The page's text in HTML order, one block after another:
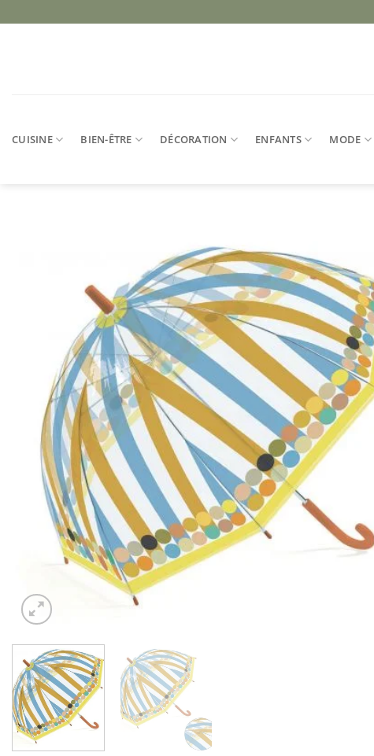
au
CUISINE BIEN-ÊTRE DÉCORATION ENFANTS MODE